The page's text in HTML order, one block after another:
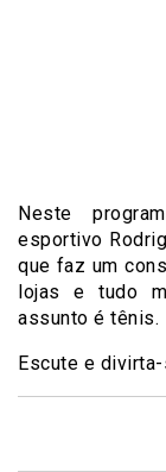
Neste
esportivo
que faz um
lojas e tudo
assunto é tênis.
Escute e